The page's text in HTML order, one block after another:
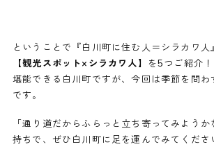
ということで『白川町に住む人＝シラカワ人
【観光スポット×シラカワ人】 を5つご紹介
堪能できる白川町ですが、今回は季節を問わ
です。
「通り道だからふらっと立ち寄ってみよう
持ちで、ぜひ白川町に足を運んでみてくださ